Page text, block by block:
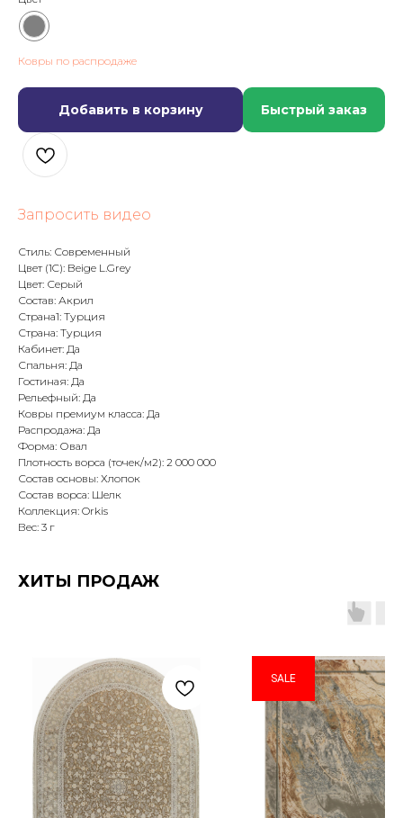
Ковры по распродаже
Добавить в корзину Быстрый заказ
Запросить видео
Стиль: Современный
Цвет (1C): Beige L.Grey
Цвет: Серый
Состав: Акрил
Страна1: Турция
Страна: Турция
Кабинет: Да
Спальня: Да
Гостиная: Да
Рельефный: Да
Ковры премиум класса: Да
Распродажа: Да
Форма: Овал
Плотность ворса (точек/м2): 2 000 000
Состав основы: Хлопок
Состав ворса: Шелк
Коллекция: Orkis
Вес: 3 г
ХИТЫ ПРОДАЖ
SALE